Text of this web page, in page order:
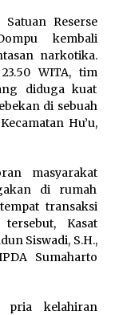
Satuan Reserse
kembali
narkotika.
WITA, tim
diduga kuat
di sebuah
Hu’u,
masyarakat
di rumah
transaksi
Kasat
Siswadi, S.H.,
Sumaharto
pria kelahiran